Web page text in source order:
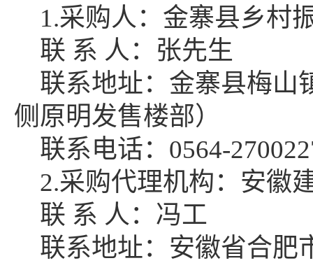
1.采购人：金寨县乡村
联 系 人：张先生
联系地址：金寨县梅山
侧原明发售楼部）
联系电话： 0564-
2.采购代理机构：安徽
联 系 人：冯工
联系地址：安徽省合肥